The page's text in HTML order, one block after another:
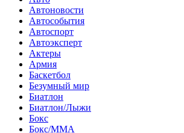
Автоновости
Автособытия
Автоспорт
Автоэксперт
Актеры
Армия
Баскетбол
Безумный мир
Биатлон
Биатлон/Лыжи
Бокс
Бокс/MMA